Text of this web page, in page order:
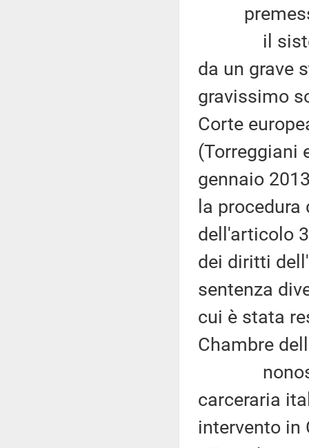
il sistema
da un grave
gravissimo
Corte
(Torreggiani
gennaio
la
dell'articolo
dei diritti
sentenza
cui è stata
Chambre
carceraria
intervento in